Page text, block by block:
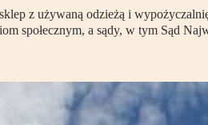
z używaną odzieżą i
społecznym, a sądy, w tym Sąd